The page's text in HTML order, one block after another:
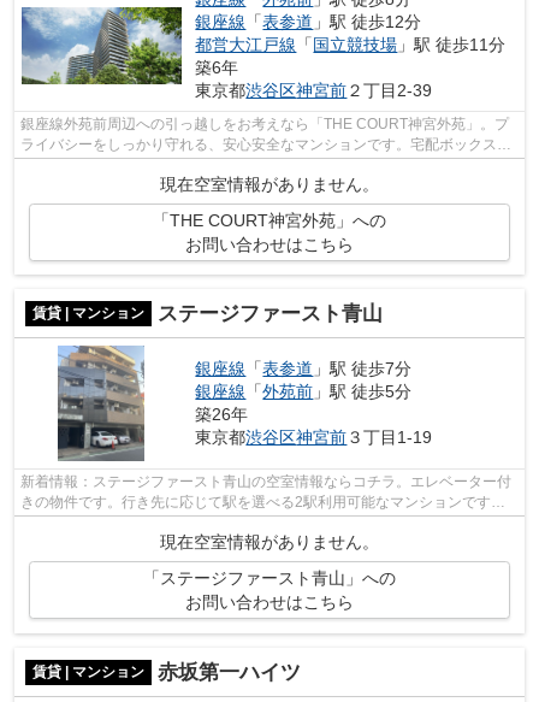
銀座線 「表参道 」駅 徒歩12分
都営大江戸線 「国立競技場 」駅 徒歩11分
築6年
東京都渋谷区神宮前２丁目2-39
銀座線外苑前周辺への引っ越しをお考えなら「THE COURT神宮外苑」。プ
ライバシーをしっかり守れる、安心安全なマンションです。宅配ボックス付
き物件なので時間を気にせず荷物受け取り...
現在空室情報がありません。
「THE COURT神宮外苑」への
お問い合わせはこちら
賃貸 | マンション ステージファースト青山
銀座線 「表参道 」駅 徒歩7分
銀座線 「外苑前 」駅 徒歩5分
築26年
東京都渋谷区神宮前３丁目1-19
新着情報：ステージファースト青山の空室情報ならコチラ。エレベーター付
きの物件です。行き先に応じて駅を選べる2駅利用可能なマンションです。
現在空室情報がありません。
「ステージファースト青山」への
お問い合わせはこちら
賃貸 | マンション 赤坂第一ハイツ